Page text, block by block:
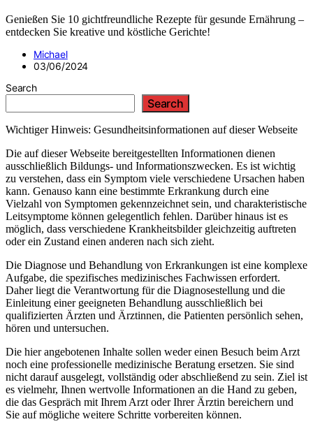
Genießen Sie 10 gichtfreundliche Rezepte für gesunde Ernährung –
entdecken Sie kreative und köstliche Gerichte!
Michael
03/06/2024
Search
Search
Wichtiger Hinweis: Gesundheitsinformationen auf dieser Webseite
Die auf dieser Webseite bereitgestellten Informationen dienen
ausschließlich Bildungs- und Informationszwecken. Es ist wichtig
zu verstehen, dass ein Symptom viele verschiedene Ursachen haben
kann. Genauso kann eine bestimmte Erkrankung durch eine
Vielzahl von Symptomen gekennzeichnet sein, und charakteristische
Leitsymptome können gelegentlich fehlen. Darüber hinaus ist es
möglich, dass verschiedene Krankheitsbilder gleichzeitig auftreten
oder ein Zustand einen anderen nach sich zieht.
Die Diagnose und Behandlung von Erkrankungen ist eine komplexe
Aufgabe, die spezifisches medizinisches Fachwissen erfordert.
Daher liegt die Verantwortung für die Diagnosestellung und die
Einleitung einer geeigneten Behandlung ausschließlich bei
qualifizierten Ärzten und Ärztinnen, die Patienten persönlich sehen,
hören und untersuchen.
Die hier angebotenen Inhalte sollen weder einen Besuch beim Arzt
noch eine professionelle medizinische Beratung ersetzen. Sie sind
nicht darauf ausgelegt, vollständig oder abschließend zu sein. Ziel ist
es vielmehr, Ihnen wertvolle Informationen an die Hand zu geben,
die das Gespräch mit Ihrem Arzt oder Ihrer Ärztin bereichern und
Sie auf mögliche weitere Schritte vorbereiten können.